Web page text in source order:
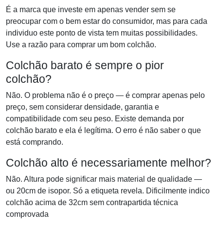
É a marca que investe em apenas vender sem se
preocupar com o bem estar do consumidor, mas para cada
individuo este ponto de vista tem muitas possibilidades.
Use a razão para comprar um bom colchão.
Colchão barato é sempre o pior
colchão?
Não. O problema não é o preço — é comprar apenas pelo
preço, sem considerar densidade, garantia e
compatibilidade com seu peso. Existe demanda por
colchão barato e ela é legítima. O erro é não saber o que
está comprando.
Colchão alto é necessariamente melhor?
Não. Altura pode significar mais material de qualidade —
ou 20cm de isopor. Só a etiqueta revela. Dificilmente indico
colchão acima de 32cm sem contrapartida técnica
comprovada